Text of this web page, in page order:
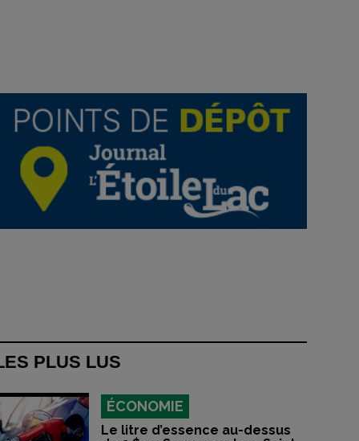
PLUS LUS
ÉCONOMIE
Le litre d’essence au-dessus